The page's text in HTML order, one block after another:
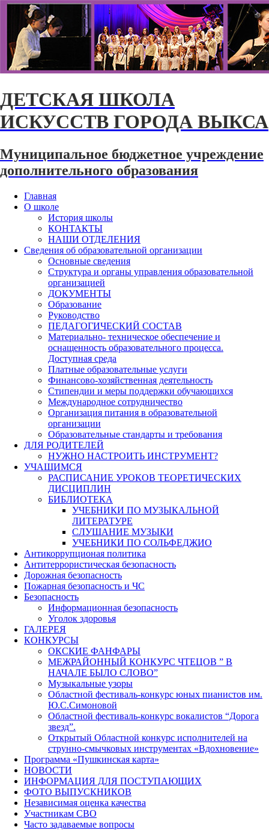
ДЕТСКАЯ ШКОЛА
ИСКУССТВ ГОРОДА ВЫКСА
Муниципальное бюджетное учреждение
дополнительного образования
Главная
О школе
История школы
КОНТАКТЫ
НАШИ ОТДЕЛЕНИЯ
Сведения об образовательной организации
Основные сведения
Структура и органы управления образовательной
организацией
ДОКУМЕНТЫ
Образование
Руководство
ПЕДАГОГИЧЕСКИЙ СОСТАВ
Материально- техническое обеспечение и
оснащенность образовательного процесса.
Доступная среда
Платные образовательные услуги
Финансово-хозяйственная деятельность
Стипендии и меры поддержки обучающихся
Международное сотрудничество
Организация питания в образовательной
организации
Образовательные стандарты и требования
ДЛЯ РОДИТЕЛЕЙ
НУЖНО НАСТРОИТЬ ИНСТРУМЕНТ?
УЧАЩИМСЯ
РАСПИСАНИЕ УРОКОВ ТЕОРЕТИЧЕСКИХ
ДИСЦИПЛИН
БИБЛИОТЕКА
УЧЕБНИКИ ПО МУЗЫКАЛЬНОЙ
ЛИТЕРАТУРЕ
СЛУШАНИЕ МУЗЫКИ
УЧЕБНИКИ ПО СОЛЬФЕДЖИО
Антикоррупционая политика
Антитеррористическая безопасность
Дорожная безопасность
Пожарная безопасность и ЧС
Безопасность
Информационная безопасность
Уголок здоровья
ГАЛЕРЕЯ
КОНКУРСЫ
ОКСКИЕ ФАНФАРЫ
МЕЖРАЙОННЫЙ КОНКУРС ЧТЕЦОВ ” В
НАЧАЛЕ БЫЛО СЛОВО”
Музыкальные узоры
Областной фестиваль-конкурс юных пианистов им.
Ю.С.Симоновой
Областной фестиваль-конкурс вокалистов “Дорога
звезд”.
Открытый Областной конкурс исполнителей на
струнно-смычковых инструментах «Вдохновение»
Программа «Пушкинская карта»
НОВОСТИ
ИНФОРМАЦИЯ ДЛЯ ПОСТУПАЮЩИХ
ФОТО ВЫПУСКНИКОВ
Независимая оценка качества
Участникам СВО
Часто задаваемые вопросы